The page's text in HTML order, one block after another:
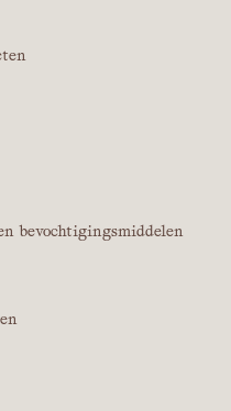
bevochtigingsmiddelen